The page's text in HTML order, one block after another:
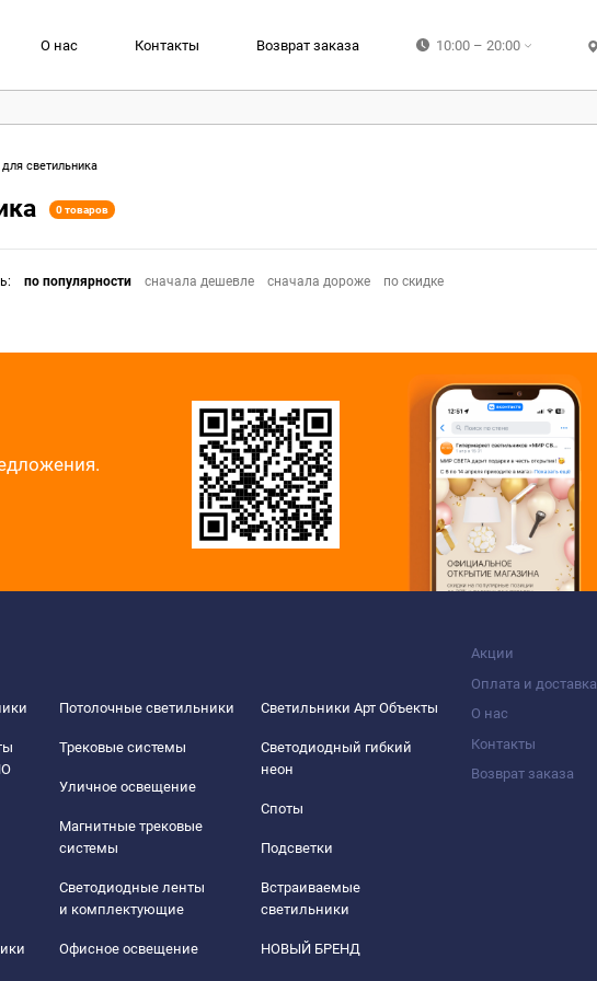
О нас Контакты Возврат заказа 10:00 – 20:00
светильника
0 товаров
: по популярности сначала дешевле сначала дороже по скидке
Акции
Оплата и доставка
О нас
Контакты
Возврат заказа
Потолочные светильники
Трековые системы
Уличное освещение
Магнитные трековые
системы
Светодиодные ленты
и комплектующие
Офисное освещение
Светильники Арт Объекты
Светодиодный гибкий
неон
Споты
Подсветки
Встраиваемые
светильники
НОВЫЙ БРЕНД